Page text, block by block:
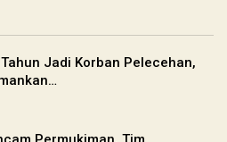
Jadi Korban Pelecehan,